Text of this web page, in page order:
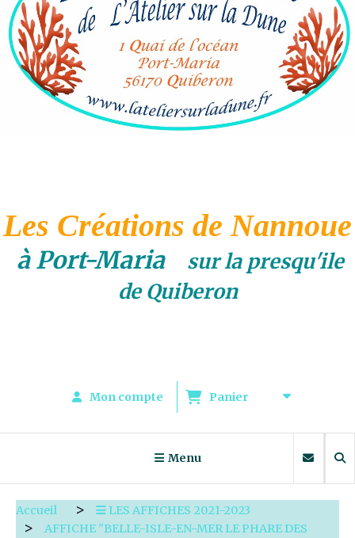
Les Créations de Nannoue
à Port-Maria
sur la presqu'ile
de Quiberon
Mon compte Panier
Menu
Accueil
LES AFFICHES 2021-2023
AFFICHE "BELLE-ISLE-EN-MER LE PHARE DES